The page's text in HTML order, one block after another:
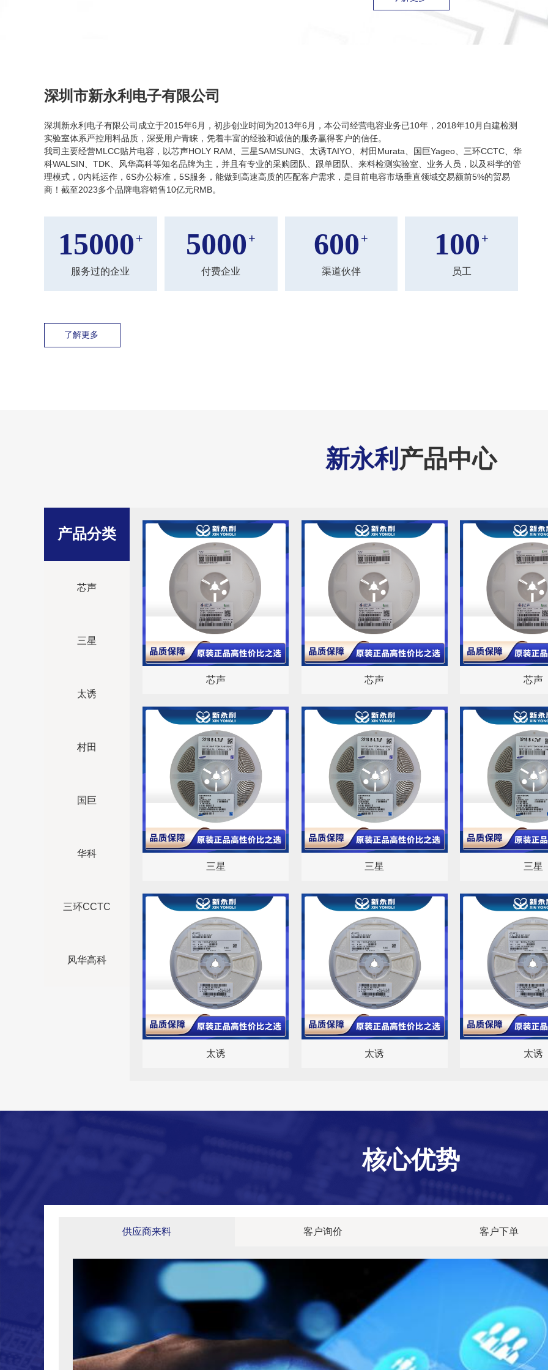
深圳市新永利电子有限公司
深圳新永利电子有限公司成立于2015年6月，初步创业时间为2013年6月，本公司经营电容业务已10年，2018年10月自建检测
实验室体系严控用料品质，深受用户青睐，凭着丰富的经验和诚信的服务赢得客户的信任。
我司主要经营MLCC贴片电容，以芯声HOLY RAM、三星SAMSUNG、太诱TAIYO、村田Murata、国巨Yageo、三环CCTC、华
科WALSIN、TDK、风华高科等知名品牌为主，并且有专业的采购团队、跟单团队、来料检测实验室、业务人员，以及科学的管
理模式，0内耗运作，6S办公标准，5S服务，能做到高速高质的匹配客户需求，是目前电容市场垂直领域交易额前5%的贸易
商！截至2023多个品牌电容销售10亿元RMB。
了解更多
15000 +
服务过的企业
5000 +
付费企业
600 +
渠道伙伴
100 +
员工
新永利 产品中心
分类
芯声
三星
太诱
村田
国巨
华科
三环CCTC
风华高科
芯声 芯声 芯声
三星 三星 三星
太诱 太诱 太诱
产品分类
核心优势
供应商来料 客户询价 客户下单